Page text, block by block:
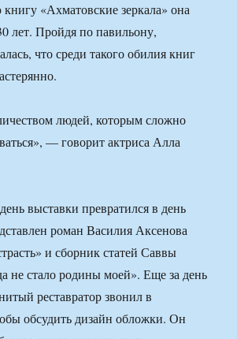
«Ахматовские зеркала» она
лет. Пройдя по павильону,
что среди такого обилия книг
людей, которым сложно
— говорит актриса Алла
выставки превратился в день
роман Василия Аксенова
и сборник статей Саввы
не стало родины моей». Еще за день
реставратор звонил в
обсудить дизайн обложки. Он